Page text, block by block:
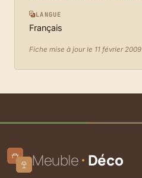
LANGUE
Français
Fiche mise à jour le 11 février 2009
Meuble Déco